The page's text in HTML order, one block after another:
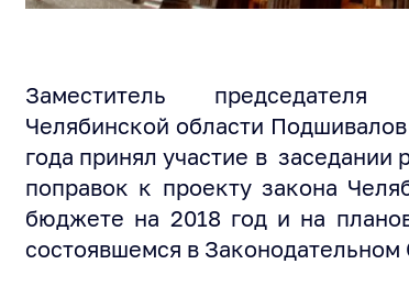
Заместитель председателя
Челябинской области
года принял участие в
поправок к проекту закона
бюджете на 2018 год и на
состоявшемся в